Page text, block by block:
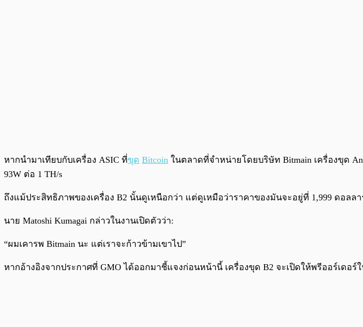
หากนำมาเทียบกับเครื่อง ASIC ที่ขุด Bitcoin ในตลาดที่จำหน่ายโดยบริษัท Bitmain เครื่องขุด
93W ต่อ 1 TH/s
ถึงแม้ประสิทธิภาพของเครื่อง B2 นั้นดูเหนือกว่า แต่ดูเหมือว่าราคาของมันจะอยู่ที่ 1,999 ดอลล
นาย Matoshi Kumagai กล่าวในงานเปิดตัวว่า:
“ผมเคารพ Bitmain นะ แต่เราจะก้าวข้ามเขาไป”
หากอ้างอิงจากประกาศที่ GMO ได้ออกมาชี้แจงก่อนหน้านี้ เครื่องขุด B2 จะเปิดให้พรีออร์เดอ